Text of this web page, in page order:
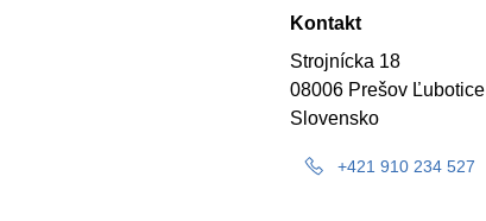
Kontakt
Strojnícka 18
08006 Prešov Ľubotice
Slovensko
+421 910 234 527